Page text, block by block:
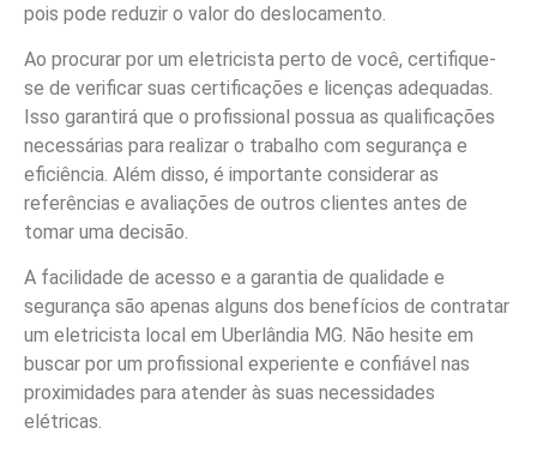
pois pode reduzir o valor do deslocamento.
Ao procurar por um eletricista perto de você, certifique-
se de verificar suas certificações e licenças adequadas.
Isso garantirá que o profissional possua as qualificações
necessárias para realizar o trabalho com segurança e
eficiência. Além disso, é importante considerar as
referências e avaliações de outros clientes antes de
tomar uma decisão.
A facilidade de acesso e a garantia de qualidade e
segurança são apenas alguns dos benefícios de contratar
um eletricista local em Uberlândia MG. Não hesite em
buscar por um profissional experiente e confiável nas
proximidades para atender às suas necessidades
elétricas.